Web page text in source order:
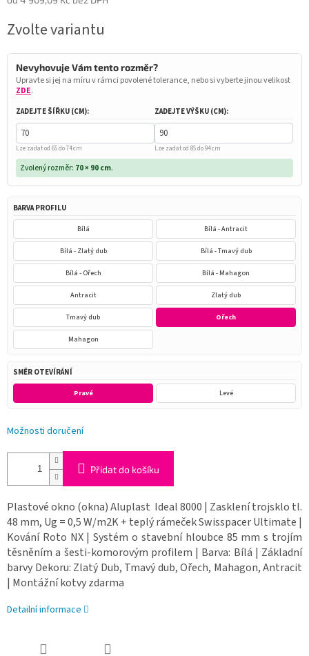
cena:
Zvolte variantu
Nevyhovuje Vám tento rozměr?
Upravte si jej na míru v rámci povolené tolerance, nebo si vyberte jinou velikost
ZDE.
ZADEJTE ŠÍŘKU (CM):
Lze zadat od 65 do 74 cm
ZADEJTE VÝŠKU (CM):
Lze zadat od 85 do 94 cm
Zvolený rozměr: 70 × 90 cm.
BARVA PROFILU
Bílá Bílá - Antracit
Bílá - Zlatý dub Bílá - Tmavý dub
Bílá - Ořech Bílá - Mahagon
Antracit Zlatý dub
Tmavý dub Ořech
Mahagon
SMĚR OTEVÍRÁNÍ
Pravé Levé
Možnosti doručení
Přidat do košíku
Plastové okno (okna) Aluplast Ideal 8000 | Zasklení trojsklo tl.
48 mm, Ug = 0,5 W/m2K + teplý rámeček Swisspacer Ultimate |
Kování Roto NX | Systém o stavební hloubce 85 mm s trojím
těsněním a šesti-komorovým profilem | Barva: Bílá | Základní
barvy Dekoru: Zlatý Dub, Tmavý dub, Ořech, Mahagon, Antracit
| Montážní kotvy zdarma
Detailní informace